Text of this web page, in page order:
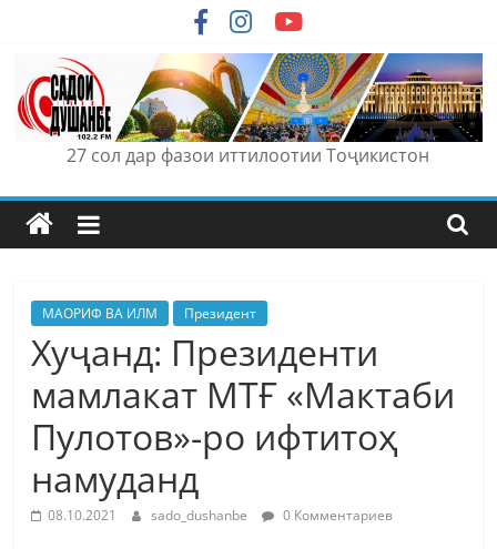
content
27 сол дар фазои иттилоотии Тоҷикистон
МАОРИФ ВА ИЛМ Президент
Хуҷанд: Президенти
мамлакат МТҒ «Мактаби
Пулотов»-ро ифтитоҳ
намуданд
08.10.2021 sado_dushanbe 0 Комментариев